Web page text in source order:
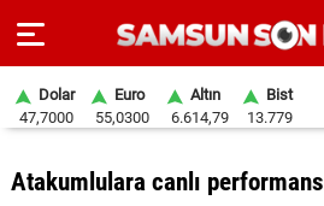
SAYFA
Dolar
47,7000
Euro
55,0300
Altın
6.614,79
Bist
13.779
Atakumlulara canlı performans